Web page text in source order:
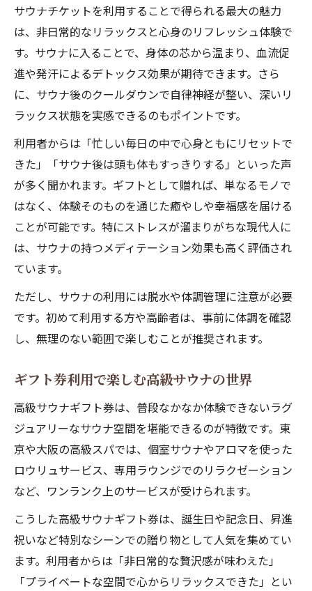
サウナチケットを利用することで得られる最大の魅力
は、非日常的なリラックスと心身のリフレッシュ体験で
す。サウナに入ることで、身体の芯から温まり、血流促
進や発汗によるデトックス効果が期待できます。さら
に、サウナ後のクールダウンで自律神経が整い、深いリ
ラックス状態を実感できるのもポイントです。
利用者からは「忙しい毎日の中で心身ともにリセットで
きた」「サウナ後は頭も体もすっきりする」といった声
が多く聞かれます。ギフトとして贈れば、単なるモノで
はなく、体験そのものを通じた癒やしや幸福感を届ける
ことが可能です。特にストレスが溜まりがちな現代人に
は、サウナの持つメディテーション効果も高く評価され
ています。
ただし、サウナの利用には脱水や体調管理に注意が必要
です。初めて利用する方や高齢者は、事前に体調を確認
し、無理のない範囲で楽しむことが推奨されます。
ギフト券利用で楽しむ高級サウナの世界
高級サウナギフト券は、普段なかなか体験できないラグ
ジュアリーなサウナ空間を堪能できるのが特徴です。東
京や大阪の高級スパでは、個室サウナやアロマを使った
ロウリュサービス、専用ラウンジでのリラクゼーション
など、ワンランク上のサービスが受けられます。
こうした高級サウナギフト券は、誕生日や記念日、昇進
祝いなど特別なシーンでの贈り物として人気を集めてい
ます。利用者からは「非日常的な贅沢感が味わえた」
「プライベートな空間で心からリラックスできた」とい